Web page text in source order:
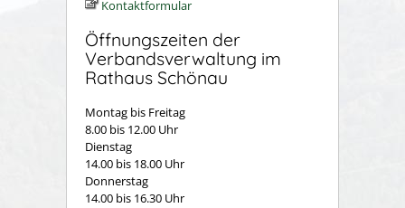
Kontaktformular
Öffnungszeiten der
Verbandsverwaltung im
Rathaus Schönau
Montag bis Freitag
8.00 bis 12.00 Uhr
Dienstag
14.00 bis 18.00 Uhr
Donnerstag
14.00 bis 16.30 Uhr